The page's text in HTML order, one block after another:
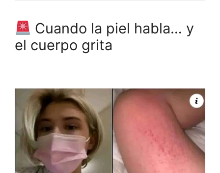
Cuando la piel habla… y
el cuerpo grita